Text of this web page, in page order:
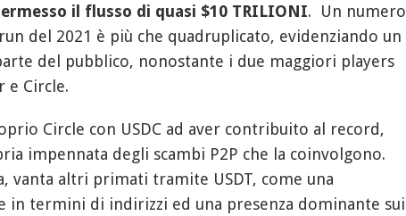
il flusso di quasi $10 TRILIONI. Un numero
del 2021 è più che quadruplicato, evidenziando un
del pubblico, nonostante i due maggiori players
e Circle.
Circle con USDC ad aver contribuito al record,
impennata degli scambi P2P che la coinvolgono.
vanta altri primati tramite USDT, come una
in termini di indirizzi ed una presenza dominante sui